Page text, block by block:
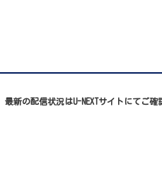
新の配信状況はU-NEXTサイトにてご確